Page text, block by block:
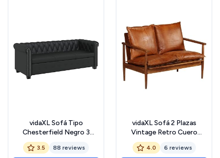
vidaXL Sofá Tipo
Chesterfield Negro 3
Plazas Revestimiento de
Cuero Artificial
3.5 88 reviews
vidaXL Sofá 2 Plazas
Vintage Retro Cuero
Auténtico Madera Acacia
Sillón Salón
4.0 6 reviews